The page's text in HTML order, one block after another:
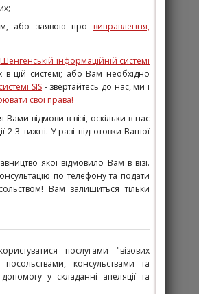
або заявою про виправлення,
Шенгенській інформаційній системі
цій системі; або Вам необхідно
системі SIS - звертайтесь до нас, ми і
свої права!
відмови в візі, оскільки в нас
3 тижні. У разі підготовки Вашої
якої відмовило Вам в візі.
по телефону та подати
Вам залишиться тільки
послугами "візових
консульствами та
у складанні апеляції та